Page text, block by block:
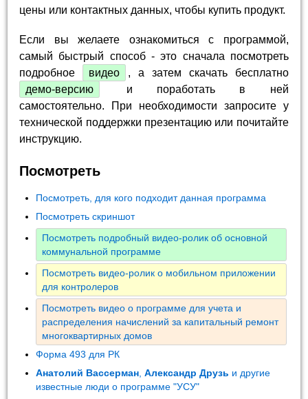
цены или контактных данных, чтобы купить продукт.
Если вы желаете ознакомиться с программой,
самый быстрый способ - это сначала посмотреть
подробное
видео
, а затем скачать бесплатно
демо-версию
и поработать в ней
самостоятельно. При необходимости запросите у
технической поддержки презентацию или почитайте
инструкцию.
Посмотреть
Посмотреть, для кого подходит данная программа
Посмотреть скриншот
Посмотреть подробный видео-ролик об основной
коммунальной программе
Посмотреть видео-ролик о мобильном приложении
для контролеров
Посмотреть видео о программе для учета и
распределения начислений за капитальный ремонт
многоквартирных домов
Форма 493 для РК
Анатолий Вассерман ,Александр Друзь и другие
известные люди о программе "УСУ"